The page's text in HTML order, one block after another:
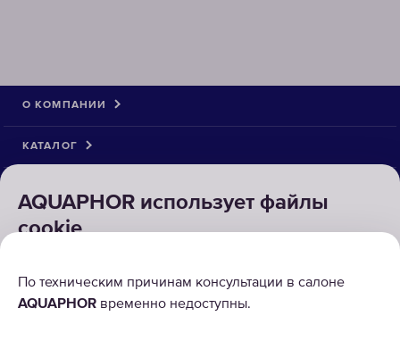
AQUAPHOR использует файлы
cookie
некоторые файлы cookie ("Обязательные файлы
cookie"). Кроме того, мы используем собственные и
По техническим причинам консультации в салоне
AQUAPHOR временно недоступны.
О КОМПАНИИ
КАТАЛОГ
ВОЗВРАТ ТОВАРА